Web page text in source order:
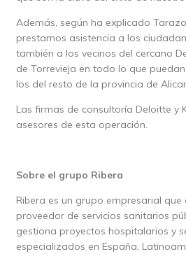
Además, según ha explicado
prestamos asistencia a los
también a los vecinos del cercano
de Torrevieja en todo lo que
los del resto de la provincia de
Las firmas de consultoría Deloitte y
asesores de esta operación.
Sobre el grupo Ribera
Ribera es un grupo empresarial que
proveedor de servicios sanitarios
gestiona proyectos hospitalarios y
especializados en España,